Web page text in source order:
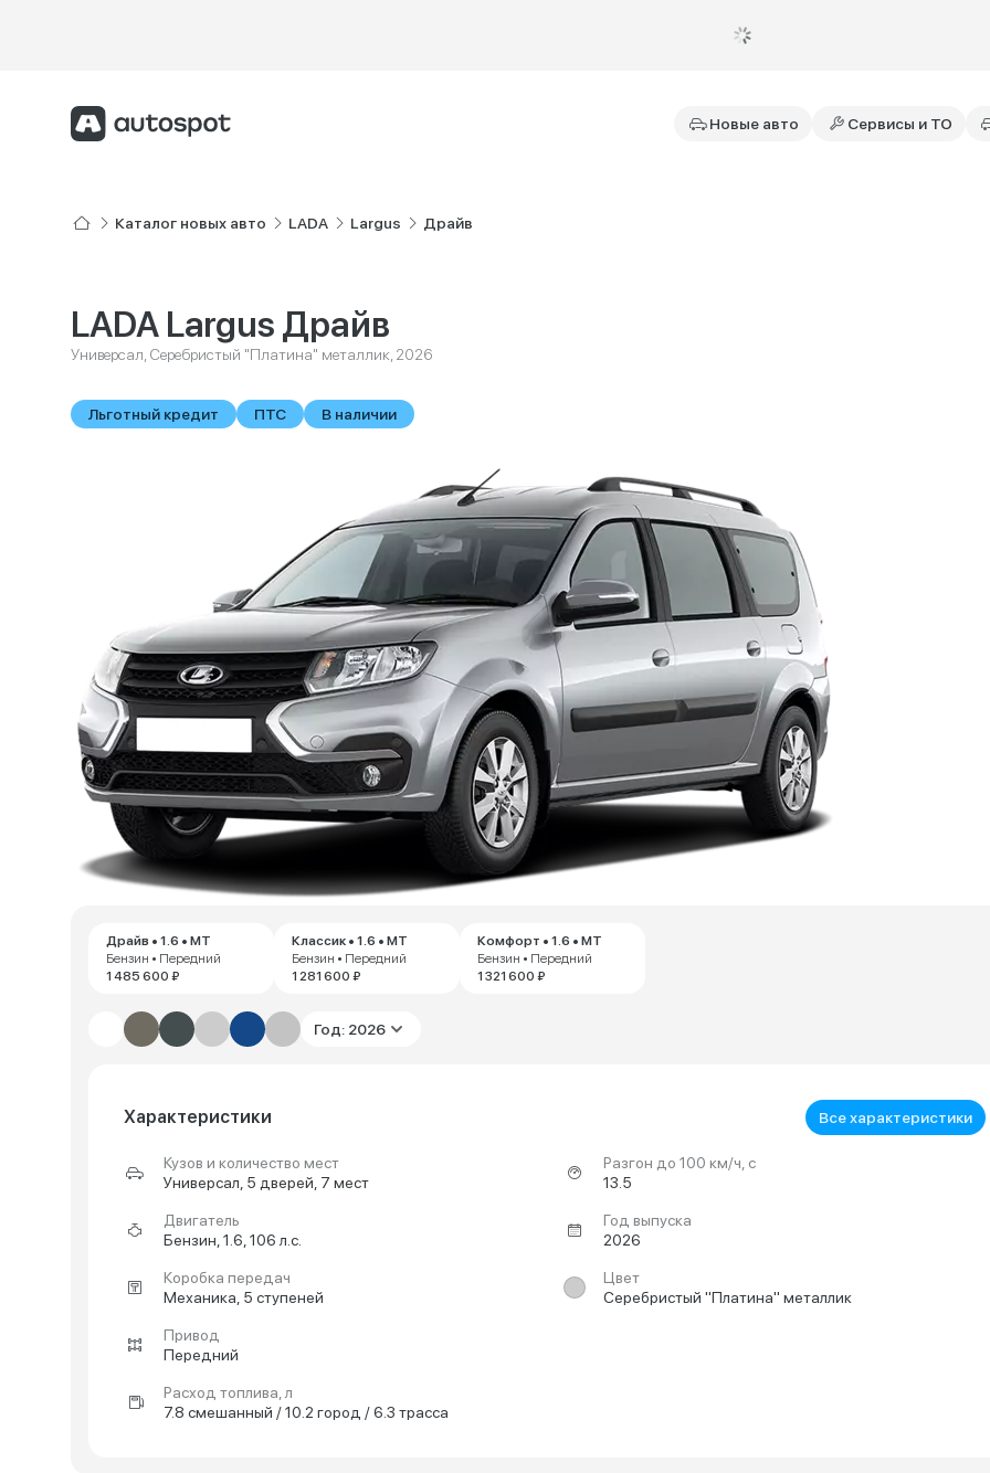
Новые авто Сервисы и ТО
Каталог новых авто LADA Largus Драйв
LADA Largus Драйв
Универсал, Серебристый "Платина" металлик, 2026
Льготный кредит ПТС В наличии
Драйв • 1.6 • MT
Бензин • Передний
1 485 600 ₽
Классик • 1.6 • MT
Бензин • Передний
1 281 600 ₽
Комфорт • 1.6 • MT
Бензин • Передний
1 321 600 ₽
Год: 2026
Характеристики Все характеристики
Кузов и количество мест
Универсал, 5 дверей, 7 мест
Двигатель
Бензин, 1.6, 106 л.с.
Коробка передач
Механика, 5 ступеней
Привод
Передний
Расход топлива, л
7.8 смешанный / 10.2 город / 6.3 трасса
Разгон до 100 км/ч, с
13.5
Год выпуска
2026
Цвет
Серебристый "Платина" металлик